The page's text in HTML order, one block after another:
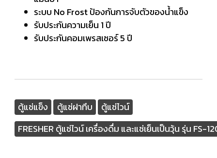
ระบบ No Frost ป้องกันการจับตัวของน้ำแข็ง
รับประกันความเย็น 1 ปี
รับประกันคอมเพรสเซอร์ 5 ปี
ตู้แช่แข็ง ตู้แช่ฝาทึบ
ตู้แช่ไวน์
FRESHER ตู้แช่ไวน์ เครื่องดื่ม และแช่เย็นเป็นวุ้น รุ่น FS-